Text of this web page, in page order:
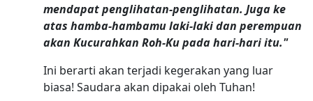
mendapat penglihatan-penglihatan. Juga ke
atas hamba-hambamu laki-laki dan perempuan
akan Kucurahkan Roh-Ku pada hari-hari itu."
Ini berarti akan terjadi kegerakan yang luar
biasa! Saudara akan dipakai oleh Tuhan!